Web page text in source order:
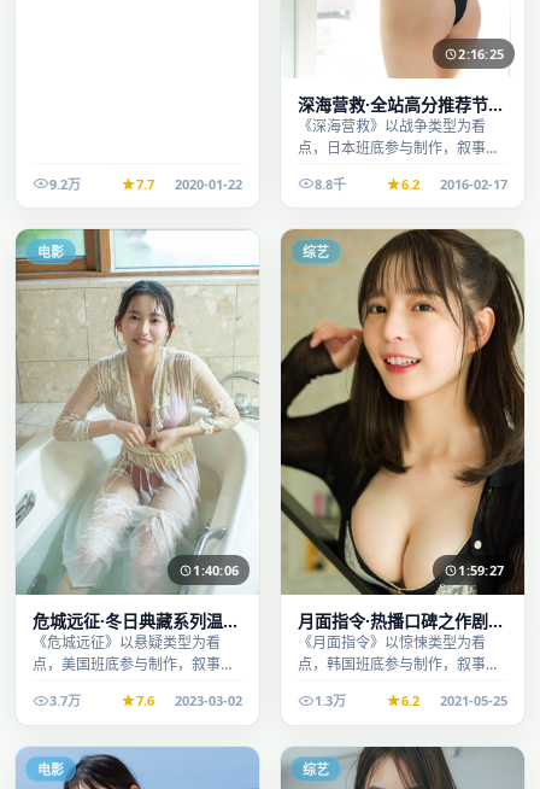
9.2万 7.7 2020-01-22
2:16:25
深海营救·全站高分推荐节奏
紧凑值得追看
《深海营救》以战争类型为看
点，日本班底参与制作，叙事完
看。8.8千 6.2 2016-02-17
电影
1:40:06
危城远征·冬日典藏系列温情
叙事引人入胜
《危城远征》以悬疑类型为看
点，美国班底参与制作，叙事完
看。3.7万 7.6 2023-03-02
综艺
1:59:27
月面指令·热播口碑之作剧情
扎实演技在线
《月面指令》以惊悚类型为看
点，韩国班底参与制作，叙事完
看。1.3万 6.2 2021-05-25
电影 综艺